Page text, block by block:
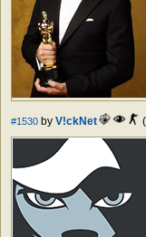
#1530 by V!ckNet (